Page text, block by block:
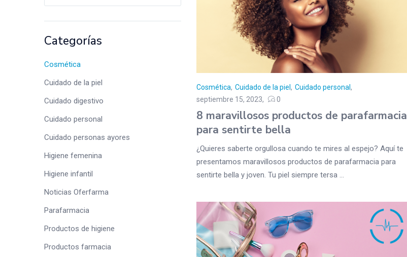
Categorías
Cosmética
Cuidado de la piel
Cuidado digestivo
Cuidado personal
Cuidado personas ayores
Higiene femenina
Higiene infantil
Noticias Oferfarma
Parafarmacia
Productos de higiene
Productos farmacia
Cosmética, Cuidado de la piel , Cuidado personal
septiembre 15, 2023
0
8 maravillosos productos de parafarmacia
para sentirte bella
¿Quieres saberte orgullosa cuando te mires al espejo? Aquí te
presentamos maravillosos productos de parafarmacia para
sentirte bella y joven. Tu piel siempre tersa ...